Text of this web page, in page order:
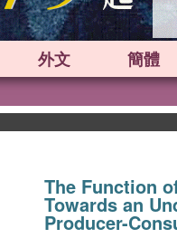
外文 簡體
The Function
Towards an
Producer-